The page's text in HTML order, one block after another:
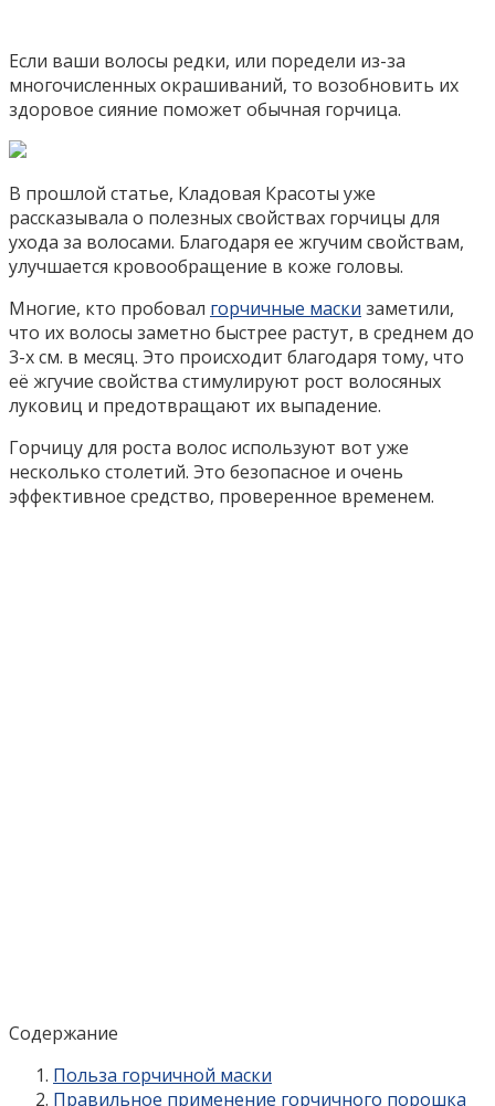
Если ваши волосы редки, или поредели из-за
многочисленных окрашиваний, то возобновить их
здоровое сияние поможет обычная горчица.
В прошлой статье, Кладовая Красоты уже
рассказывала о полезных свойствах горчицы для
ухода за волосами. Благодаря ее жгучим свойствам,
улучшается кровообращение в коже головы.
Многие, кто пробовал горчичные маски заметили,
что их волосы заметно быстрее растут, в среднем до
3-х см. в месяц. Это происходит благодаря тому, что
её жгучие свойства стимулируют рост волосяных
луковиц и предотвращают их выпадение.
Горчицу для роста волос используют вот уже
несколько столетий. Это безопасное и очень
эффективное средство, проверенное временем.
Содержание
Польза горчичной маски
Правильное применение горчичного порошка